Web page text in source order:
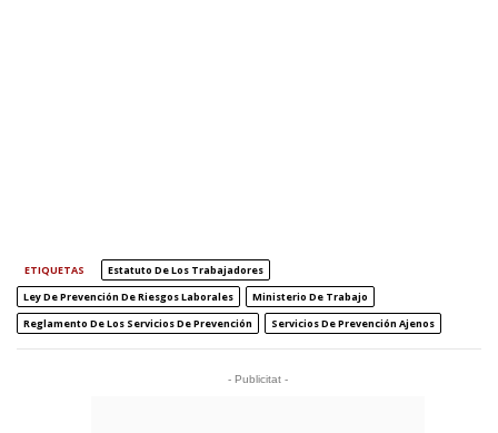
ETIQUETAS
Estatuto De Los Trabajadores
Ley De Prevención De Riesgos Laborales
Ministerio De Trabajo
Reglamento De Los Servicios De Prevención
Servicios De Prevención Ajenos
- Publicitat -